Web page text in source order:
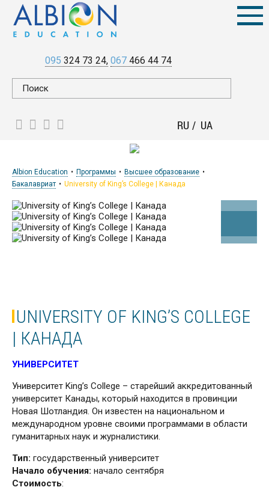
095 324 73 24 067 466 44 74
RU UA
Albion Education Программы
Высшее образование
Бакалавриат
University of King’s College | Канада
UNIVERSITY OF KING’S COLLEGE
| КАНАДА
УНИВЕРСИТЕТ
Университет King’s College – старейший ак­креди­тованный
универ­ситет Канады, который на­ходится в провинции
Новая Шотландия. Он из­вестен на национальном и
международном уровне своими программами в области
гума­нитар­ных наук и журналистики.
Тип: государственный университет
Начало обучения: начало сентября
Стоимость: